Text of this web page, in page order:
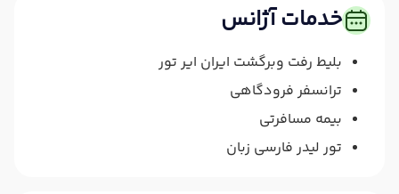
خدمات آژانس
بلیط رفت وبرگشت ایران ایر تور
ترانسفر فرودگاهی
بیمه مسافرتی
تور لیدر فارسی زبان